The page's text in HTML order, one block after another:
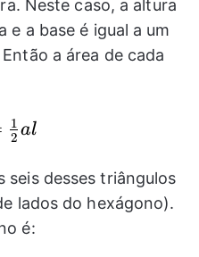
Neste caso, a altura
e a base é igual a um
a área de cada
2
1 al
seis desses triângulos
lados do hexágono).
é: